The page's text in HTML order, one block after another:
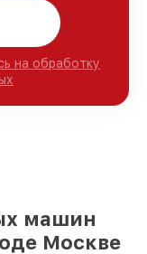
на обработку
машин
Москве